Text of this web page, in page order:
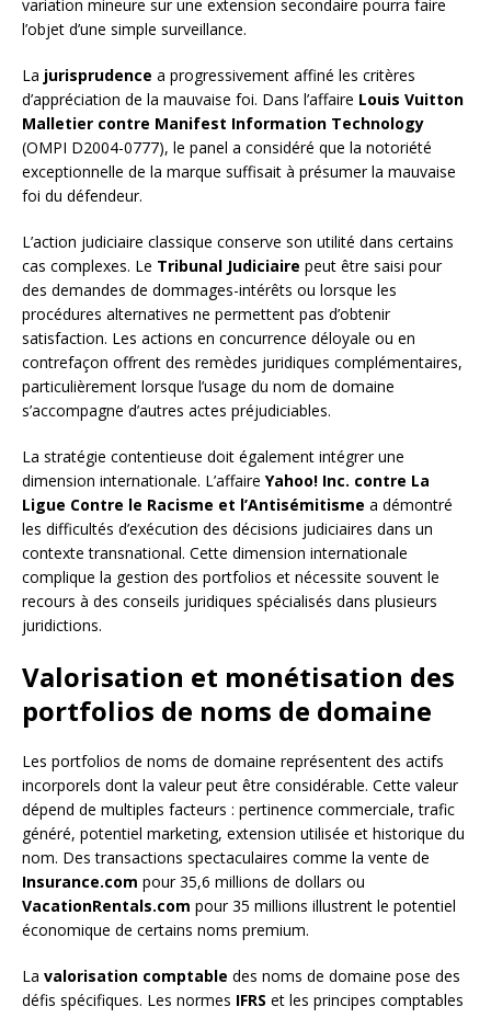
variation mineure sur une extension secondaire pourra faire
l’objet d’une simple surveillance.
La jurisprudence a progressivement affiné les critères
d’appréciation de la mauvaise foi. Dans l’affaire Louis Vuitton
Malletier contre Manifest Information Technology
(OMPI D2004-0777), le panel a considéré que la notoriété
exceptionnelle de la marque suffisait à présumer la mauvaise
foi du défendeur.
L’action judiciaire classique conserve son utilité dans certains
cas complexes. Le Tribunal Judiciaire peut être saisi pour
des demandes de dommages-intérêts ou lorsque les
procédures alternatives ne permettent pas d’obtenir
satisfaction. Les actions en concurrence déloyale ou en
contrefaçon offrent des remèdes juridiques complémentaires,
particulièrement lorsque l’usage du nom de domaine
s’accompagne d’autres actes préjudiciables.
La stratégie contentieuse doit également intégrer une
dimension internationale. L’affaire Yahoo! Inc. contre La
Ligue Contre le Racisme et l’Antisémitisme a démontré
les difficultés d’exécution des décisions judiciaires dans un
contexte transnational. Cette dimension internationale
complique la gestion des portfolios et nécessite souvent le
recours à des conseils juridiques spécialisés dans plusieurs
juridictions.
Valorisation et monétisation des
portfolios de noms de domaine
Les portfolios de noms de domaine représentent des actifs
incorporels dont la valeur peut être considérable. Cette valeur
dépend de multiples facteurs : pertinence commerciale, trafic
généré, potentiel marketing, extension utilisée et historique du
nom. Des transactions spectaculaires comme la vente de
Insurance.com pour 35,6 millions de dollars ou
VacationRentals.com pour 35 millions illustrent le potentiel
économique de certains noms premium.
La valorisation comptable des noms de domaine pose des
défis spécifiques. Les normes IFRS et les principes comptables